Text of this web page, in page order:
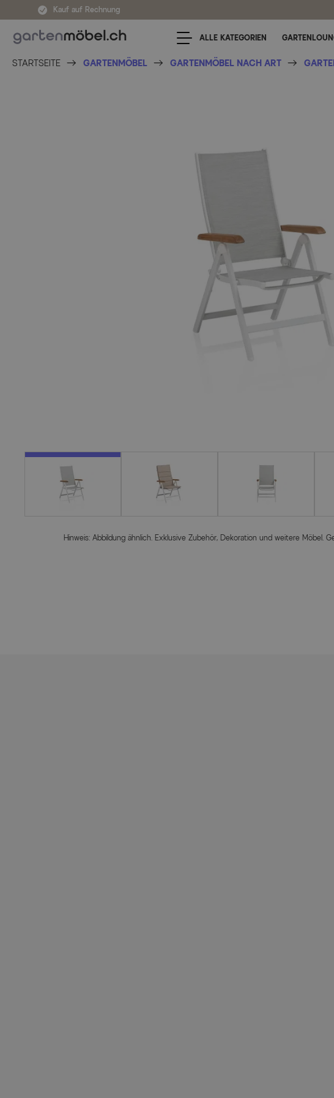
Zum Inhalt springenKauf auf Rechnung
ALLE KATEGORIEN
STARTSEITE GARTENMÖBEL GARTENMÖBEL NACH ART
Hinweis: Abbildung ähnlich. Exklusive Zubehör, Dekoration und weitere Möbel.